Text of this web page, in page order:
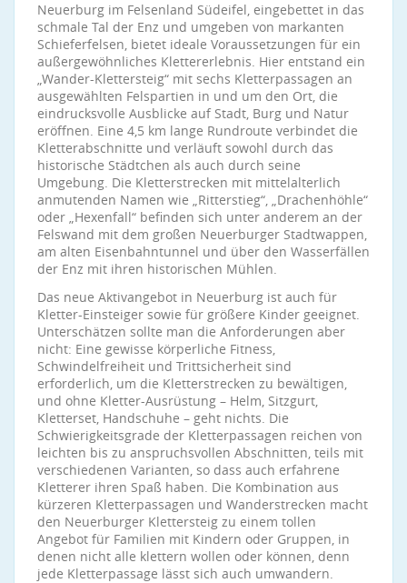
Neuerburg im Felsenland Südeifel, eingebettet in das
schmale Tal der Enz und umgeben von markanten
Schieferfelsen, bietet ideale Voraussetzungen für ein
außergewöhnliches Klettererlebnis. Hier entstand ein
„Wander-Klettersteig“ mit sechs Kletterpassagen an
ausgewählten Felspartien in und um den Ort, die
eindrucksvolle Ausblicke auf Stadt, Burg und Natur
eröffnen. Eine 4,5 km lange Rundroute verbindet die
Kletterabschnitte und verläuft sowohl durch das
historische Städtchen als auch durch seine
Umgebung. Die Kletterstrecken mit mittelalterlich
anmutenden Namen wie „Ritterstieg“, „Drachenhöhle“
oder „Hexenfall“ befinden sich unter anderem an der
Felswand mit dem großen Neuerburger Stadtwappen,
am alten Eisenbahntunnel und über den Wasserfällen
der Enz mit ihren historischen Mühlen.
Das neue Aktivangebot in Neuerburg ist auch für
Kletter-Einsteiger sowie für größere Kinder geeignet.
Unterschätzen sollte man die Anforderungen aber
nicht: Eine gewisse körperliche Fitness,
Schwindelfreiheit und Trittsicherheit sind
erforderlich, um die Kletterstrecken zu bewältigen,
und ohne Kletter-Ausrüstung – Helm, Sitzgurt,
Kletterset, Handschuhe – geht nichts. Die
Schwierigkeitsgrade der Kletterpassagen reichen von
leichten bis zu anspruchsvollen Abschnitten, teils mit
verschiedenen Varianten, so dass auch erfahrene
Kletterer ihren Spaß haben. Die Kombination aus
kürzeren Kletterpassagen und Wanderstrecken macht
den Neuerburger Klettersteig zu einem tollen
Angebot für Familien mit Kindern oder Gruppen, in
denen nicht alle klettern wollen oder können, denn
jede Kletterpassage lässt sich auch umwandern.